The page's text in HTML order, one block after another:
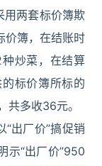
用两套标价簿欺
价簿，在结账时
炒菜，在结算
标价簿所标的
共多收36元。
出厂价”搞促销
示“出厂价”950